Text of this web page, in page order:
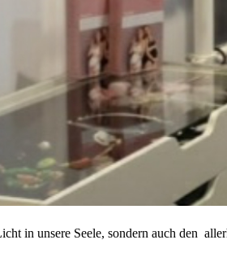
in unsere Seele, sondern auch den